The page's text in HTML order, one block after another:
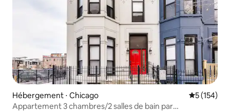
Hébergement ⋅ Chicago Évaluation
5 (154)
Appartement 3 chambres/2 salles de bain par